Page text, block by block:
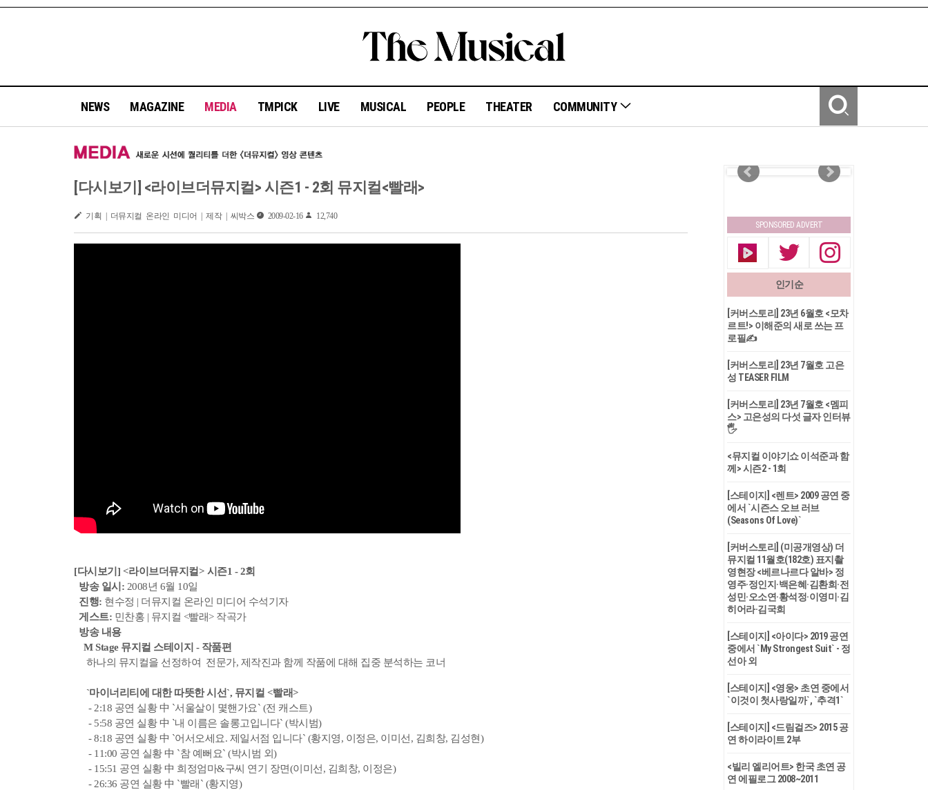
NEWS MAGAZINE MEDIA TMPICK LIVE MUSICAL PEOPLE THEATER COMMUNITY
[다시보기] <라이브더뮤지컬> 시즌1 - 2회 뮤지컬<빨래>
기획 | 더뮤지컬 온라인 미디어 | 제작 | 씨박스 2009-02-16 12,740
[다시보기] <라이브더뮤지컬> 시즌1 - 2회
방송 일시: 2008년 6월 10일
진행: 현수정 | 더뮤지컬 온라인 미디어 수석기자
게스트: 민찬홍 | 뮤지컬 <빨래> 작곡가
방송 내용
M Stage 뮤지컬 스테이지 - 작품편
하나의 뮤지컬을 선정하여 전문가, 제작진과 함께 작품에 대해 집중 분석하는 코너
`마이너리티에 대한 따뜻한 시선`, 뮤지컬 <빨래>
- 2:18 공연 실황 中 `서울살이 몇핸가요` (전 캐스트)
- 5:58 공연 실황 中 `내 이름은 솔롱고입니다` (박시범)
- 8:18 공연 실황 中 `어서오세요. 제일서점 입니다` (황지영, 이정은, 이미선, 김희창, 김성현)
- 11:00 공연 실황 中 `참 예뻐요` (박시범 외)
- 15:51 공연 실황 中 희정엄마&구씨 연기 장면(이미선, 김희창, 이정은)
- 26:36 공연 실황 中 `빨래` (황지영)
SPONSORED ADVERT
인기순
[커버스토리] 23년 6월호 <모차
르트!> 이해준의 새로 쓰는 프
로필✍
[커버스토리] 23년 7월호 고은
성 TEASER FILM
[커버스토리] 23년 7월호 <멤피
스> 고은성의 다섯 글자 인터뷰
🖐
<뮤지컬 이야기쇼 이석준과 함
께> 시즌2 - 1회
[스테이지] <렌트> 2009 공연 중
에서 `시즌스 오브 러브
(Seasons Of Love)`
[커버스토리] (미공개영상) 더
뮤지컬 11월호(182호) 표지촬
영현장 <베르나르다 알바> 정
영주·정인지·백은혜·김환희·전
성민·오소연·황석정·이영미·김
히어라·김국희
[스테이지] <아이다> 2019 공연
중에서 `My Strongest Suit` - 정
선아 외
[스테이지] <영웅> 초연 중에서
`이것이 첫사랑일까`, `추격1`
[스테이지] <드림걸즈> 2015 공
연 하이라이트 2부
<빌리 엘리어트> 한국 초연 공
연 에필로그 2008~2011